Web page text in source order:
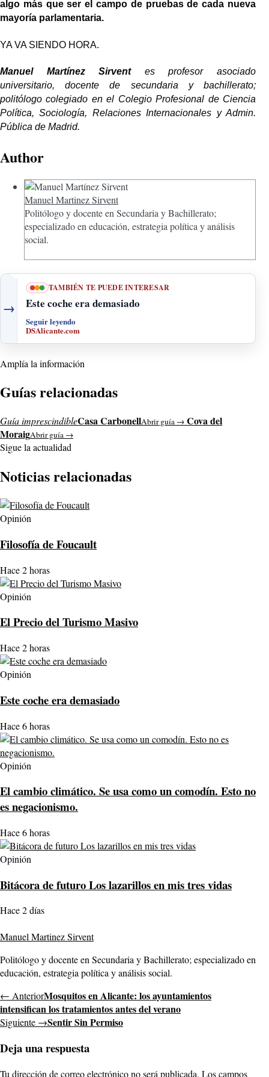
algo más que ser el campo de pruebas de cada nueva
mayoría parlamentaria.
YA VA SIENDO HORA.
Manuel Martínez Sirventes profesor asociado
universitario, docente de secundaria y bachillerato;
politólogo colegiado en el Colegio Profesional de Ciencia
Política, Sociología, Relaciones Internacionales y Admin.
Pública de Madrid.
Author
Manuel Martinez Sirvent
Politólogo y docente en Secundaria y Bachillerato;
especializado en educación, estrategia política y análisis
social.
→
TAMBIÉN TE PUEDE INTERESAR
Este coche era demasiado
Seguir leyendo
DSAlicante.com
Amplía la información
Guías relacionadas
Guía imprescindibleCasa CarbonellAbrir guía → Cova del
MoraigAbrir guía →
Sigue la actualidad
Noticias relacionadas
Opinión
Filosofía de Foucault
Hace 2 horas
Opinión
El Precio del Turismo Masivo
Hace 2 horas
Opinión
Este coche era demasiado
Hace 6 horas
Opinión
El cambio climático. Se usa como un comodín. Esto no
es negacionismo.
Hace 6 horas
Opinión
Bitácora de futuro Los lazarillos en mis tres vidas
Hace 2 días
Manuel Martinez Sirvent
Politólogo y docente en Secundaria y Bachillerato; especializado en
educación, estrategia política y análisis social.
← AnteriorMosquitos en Alicante: los ayuntamientos
intensifican los tratamientos antes del verano
Siguiente →Sentir Sin Permiso
Deja una respuesta
Tu dirección de correo electrónico no será publicada. Los campos